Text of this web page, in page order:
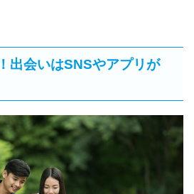
出会いはSNSやアプリが